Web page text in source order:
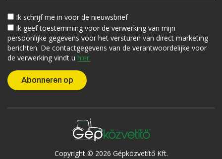
Ik schrijf me in voor de nieuwsbrief
Ik geef toestemming voor de verwerking van mijn
persoonlijke gegevens voor het versturen van direct marketing
berichten. De contactgegevens van de verantwoordelijke voor
de verwerking vindt u hier.
Copyright © 2026 Gépközvetítő Kft.